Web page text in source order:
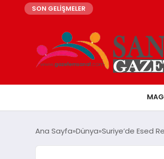
SON GELİŞMELER
Ana Sayfa Dünya Suriye’de Esed